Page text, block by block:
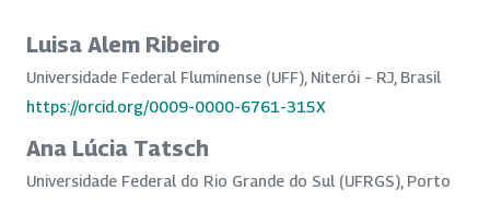
Luisa Alem Ribeiro
Universidade Federal Fluminense (UFF), Niterói – RJ, Brasil
https://orcid.org/0009-0000-6761-315X
Ana Lúcia Tatsch
Universidade Federal do Rio Grande do Sul (UFRGS), Porto